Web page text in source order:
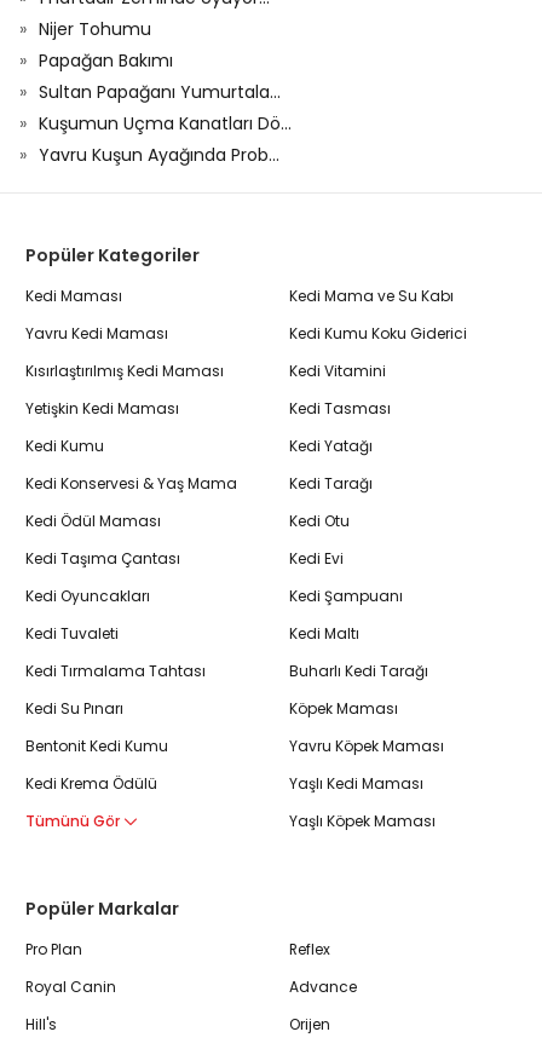
Nijer Tohumu
Papağan Bakımı
Sultan Papağanı Yumurtala...
Kuşumun Uçma Kanatları Dö...
Yavru Kuşun Ayağında Prob...
Popüler Kategoriler
Kedi Maması
Yavru Kedi Maması
Kısırlaştırılmış Kedi Maması
Yetişkin Kedi Maması
Kedi Kumu
Kedi Konservesi & Yaş Mama
Kedi Ödül Maması
Kedi Taşıma Çantası
Kedi Oyuncakları
Kedi Tuvaleti
Kedi Tırmalama Tahtası
Kedi Su Pınarı
Bentonit Kedi Kumu
Kedi Krema Ödülü
Tümünü Gör
Kedi Mama ve Su Kabı
Kedi Kumu Koku Giderici
Kedi Vitamini
Kedi Tasması
Kedi Yatağı
Kedi Tarağı
Kedi Otu
Kedi Evi
Kedi Şampuanı
Kedi Maltı
Buharlı Kedi Tarağı
Köpek Maması
Yavru Köpek Maması
Yaşlı Kedi Maması
Yaşlı Köpek Maması
Popüler Markalar
Pro Plan
Royal Canin
Hill's
Reflex
Advance
Orijen